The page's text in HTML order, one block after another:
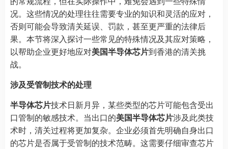
况。这些情况的处理往往需要专业的知识和灵活的应对，
否则可能会导致清关延误、罚款，甚至更严重的法律后
果。本节将深入探讨一些常见的特殊情况及其应对策略，
以帮助企业更好地应对美国半导体芯片到香港的清关挑
战。
涉及受管制技术的处理
半导体芯片技术日新月异，某些类型的芯片可能包含受出
口管制的敏感技术。当出口的美国半导体芯片涉及此类技
术时，清关过程将更加复杂。企业必须首先明确自身出口
的芯片是否属于受管制的技术范畴。这需要仔细审查芯片